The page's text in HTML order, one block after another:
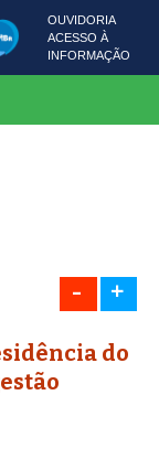
OUVIDORIA
ACESSO À
INFORMAÇÃO
+
-
do